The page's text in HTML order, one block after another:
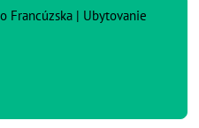
Francúzska | Ubytovanie